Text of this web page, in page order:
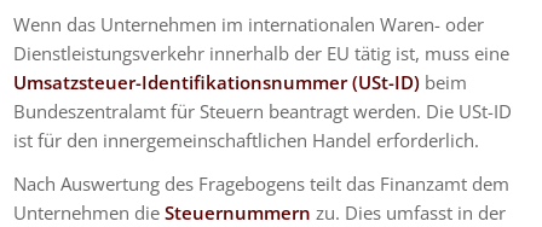
Wenn das Unternehmen im internationalen Waren- oder
Dienstleistungsverkehr innerhalb der EU tätig ist, muss eine
Umsatzsteuer-Identifikationsnummer (USt-ID) beim
Bundeszentralamt für Steuern beantragt werden. Die USt-ID
ist für den innergemeinschaftlichen Handel erforderlich.
Nach Auswertung des Fragebogens teilt das Finanzamt dem
Unternehmen dieSteuernummern zu. Dies umfasst in der